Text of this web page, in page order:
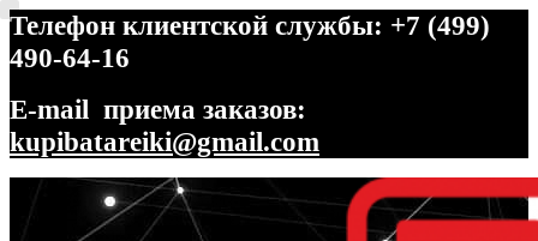
Телефон клиентской службы: +7 (499)
490-64-16
E-mail приема заказов:
kupibatareiki@gmail.com
Перейти
навигации
Перейти
содержимому